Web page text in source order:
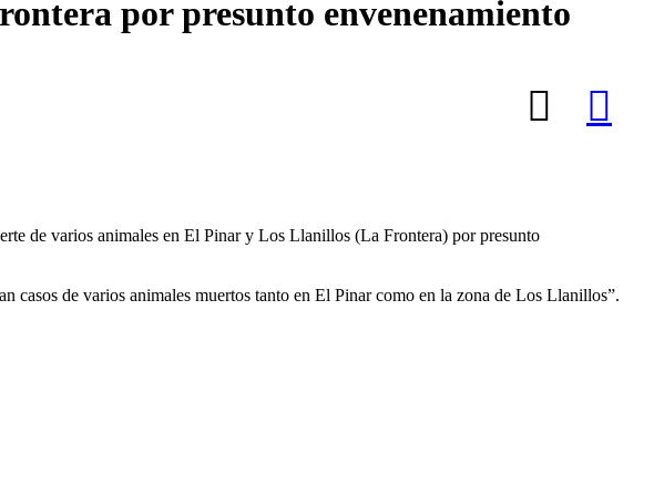
por presunto envenenamiento
de varios animales en El Pinar y Los Llanillos (La Frontera) por presunto
casos de varios animales muertos tanto en El Pinar como en la zona de Los Llanillos”.